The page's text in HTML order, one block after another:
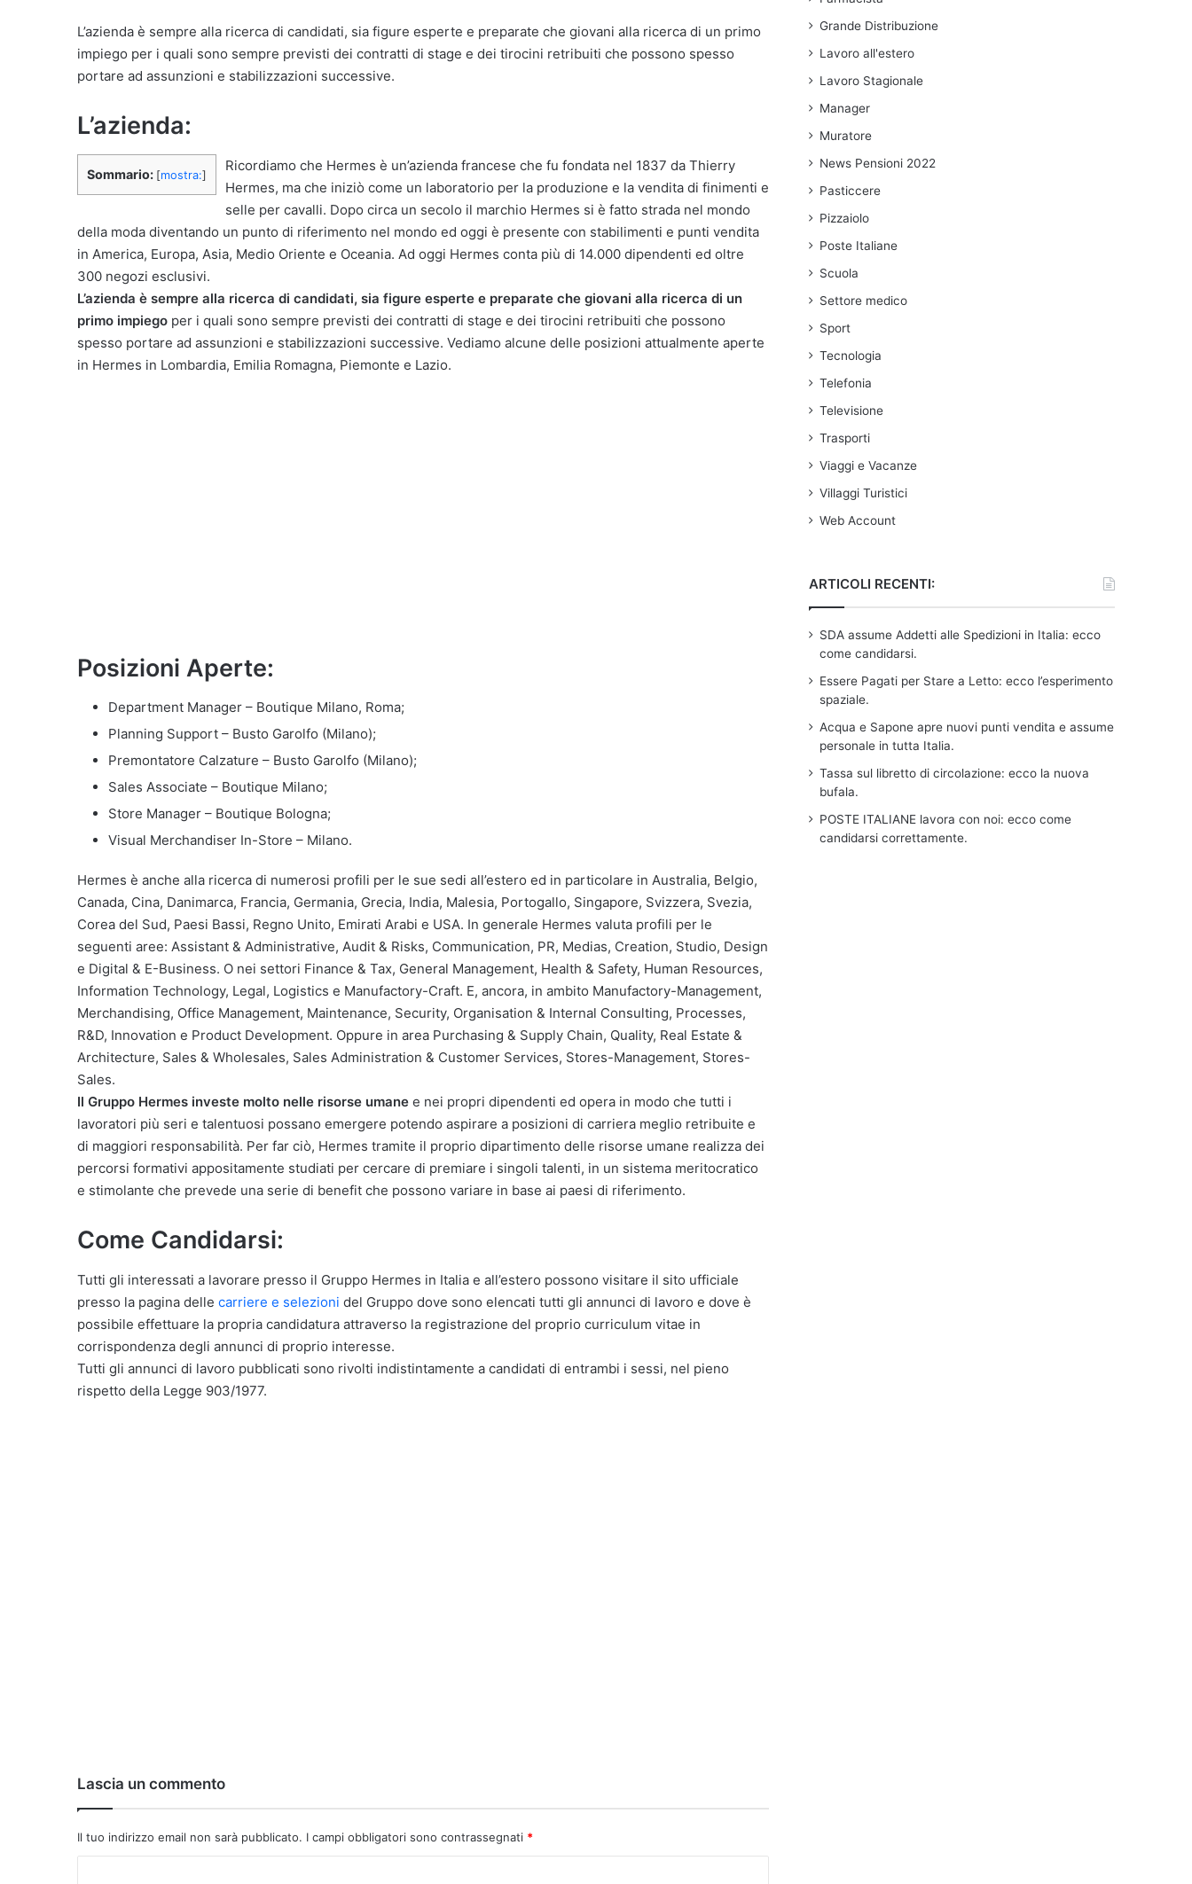
L’azienda è sempre alla ricerca di candidati, sia figure esperte e preparate che giovani alla ricerca di un primo
impiego per i quali sono sempre previsti dei contratti di stage e dei tirocini retribuiti che possono spesso
portare ad assunzioni e stabilizzazioni successive.
L’azienda:
Sommario: [mostra:]
Ricordiamo che Hermes è un’azienda francese che fu fondata nel 1837 da Thierry
Hermes, ma che iniziò come un laboratorio per la produzione e la vendita di finimenti e
selle per cavalli. Dopo circa un secolo il marchio Hermes si è fatto strada nel mondo
della moda diventando un punto di riferimento nel mondo ed oggi è presente con stabilimenti e punti vendita
in America, Europa, Asia, Medio Oriente e Oceania. Ad oggi Hermes conta più di 14.000 dipendenti ed oltre
300 negozi esclusivi.
L’azienda è sempre alla ricerca di candidati, sia figure esperte e preparate che giovani alla ricerca di un
primo impiego per i quali sono sempre previsti dei contratti di stage e dei tirocini retribuiti che possono
spesso portare ad assunzioni e stabilizzazioni successive. Vediamo alcune delle posizioni attualmente aperte
in Hermes in Lombardia, Emilia Romagna, Piemonte e Lazio.
Posizioni Aperte:
Department Manager – Boutique Milano, Roma;
Planning Support – Busto Garolfo (Milano);
Premontatore Calzature – Busto Garolfo (Milano);
Sales Associate – Boutique Milano;
Store Manager – Boutique Bologna;
Visual Merchandiser In-Store – Milano.
Hermes è anche alla ricerca di numerosi profili per le sue sedi all’estero ed in particolare in Australia, Belgio,
Canada, Cina, Danimarca, Francia, Germania, Grecia, India, Malesia, Portogallo, Singapore, Svizzera, Svezia,
Corea del Sud, Paesi Bassi, Regno Unito, Emirati Arabi e USA. In generale Hermes valuta profili per le
seguenti aree: Assistant & Administrative, Audit & Risks, Communication, PR, Medias, Creation, Studio, Design
e Digital & E-Business. O nei settori Finance & Tax, General Management, Health & Safety, Human Resources,
Information Technology, Legal, Logistics e Manufactory-Craft. E, ancora, in ambito Manufactory-Management,
Merchandising, Office Management, Maintenance, Security, Organisation & Internal Consulting, Processes,
R&D, Innovation e Product Development. Oppure in area Purchasing & Supply Chain, Quality, Real Estate &
Architecture, Sales & Wholesales, Sales Administration & Customer Services, Stores-Management, Stores-
Sales.
Il Gruppo Hermes investe molto nelle risorse umane e nei propri dipendenti ed opera in modo che tutti i
lavoratori più seri e talentuosi possano emergere potendo aspirare a posizioni di carriera meglio retribuite e
di maggiori responsabilità. Per far ciò, Hermes tramite il proprio dipartimento delle risorse umane realizza dei
percorsi formativi appositamente studiati per cercare di premiare i singoli talenti, in un sistema meritocratico
e stimolante che prevede una serie di benefit che possono variare in base ai paesi di riferimento.
Come Candidarsi:
Tutti gli interessati a lavorare presso il Gruppo Hermes in Italia e all’estero possono visitare il sito ufficiale
presso la pagina delle carriere e selezioni del Gruppo dove sono elencati tutti gli annunci di lavoro e dove è
possibile effettuare la propria candidatura attraverso la registrazione del proprio curriculum vitae in
corrispondenza degli annunci di proprio interesse.
Tutti gli annunci di lavoro pubblicati sono rivolti indistintamente a candidati di entrambi i sessi, nel pieno
rispetto della Legge 903/1977.
Lascia un commento
Il tuo indirizzo email non sarà pubblicato. I campi obbligatori sono contrassegnati *
Grande Distribuzione
Lavoro all'estero
Lavoro Stagionale
Manager
Muratore
News Pensioni 2022
Pasticcere
Pizzaiolo
Poste Italiane
Scuola
Settore medico
Sport
Tecnologia
Telefonia
Televisione
Trasporti
Viaggi e Vacanze
Villaggi Turistici
Web Account
ARTICOLI RECENTI:
SDA assume Addetti alle Spedizioni in Italia: ecco
come candidarsi.
Essere Pagati per Stare a Letto: ecco l’esperimento
spaziale.
Acqua e Sapone apre nuovi punti vendita e assume
personale in tutta Italia.
Tassa sul libretto di circolazione: ecco la nuova
bufala.
POSTE ITALIANE lavora con noi: ecco come
candidarsi correttamente.